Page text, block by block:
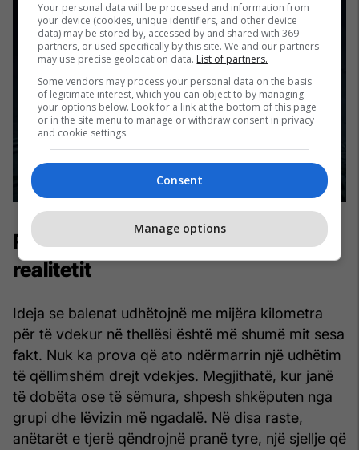
Fundi i jetës: mes misterit dhe
realitetit
Ideja se balenat udhëtojnë me mijëra kilometra
për të vdekur në thellësi është më shumë mit sesa
fakt. Nuk ka prova që ato ndërmarrin një udhëtim
të qëllimshëm drejt vdekjes. Megjithatë, kur janë
të dobëta ose të sëmura, shpesh shkëputen nga
grupi dhe lëvizin më ngadalë. Në disa raste,
anëtarët e tjerë qëndrojnë pranë tyre, një sjellje që
Your personal data will be processed and information from
your device (cookies, unique identifiers, and other device
data) may be stored by, accessed by and shared with 369
partners, or used specifically by this site. We and our partners
may use precise geolocation data. List of partners.
Some vendors may process your personal data on the basis
of legitimate interest, which you can object to by managing
your options below. Look for a link at the bottom of this page
or in the site menu to manage or withdraw consent in privacy
and cookie settings.
Consent
Manage options